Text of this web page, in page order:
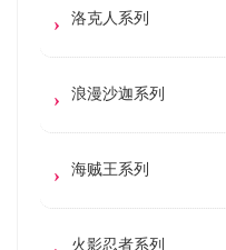
洛克人系列
浪漫沙迦系列
海贼王系列
火影忍者系列